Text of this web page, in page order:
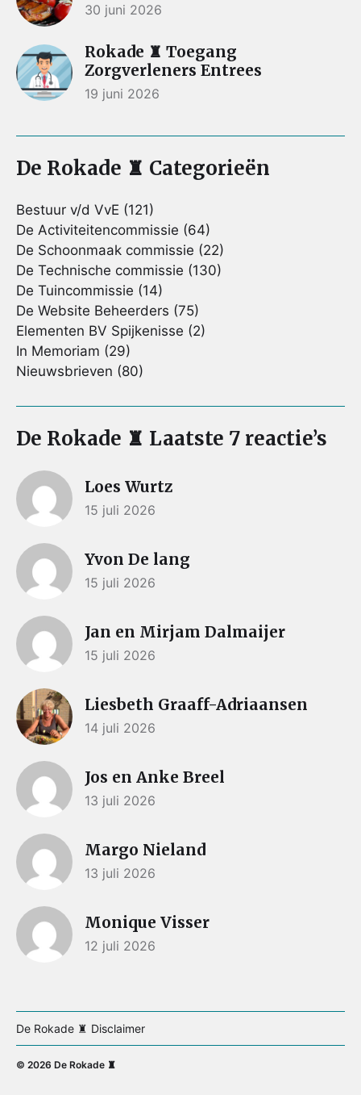
30 juni 2026
Rokade ♜ Toegang
Zorgverleners Entrees
19 juni 2026
De Rokade ♜ Categorieën
Bestuur v/d VvE (121)
De Activiteitencommissie (64)
De Schoonmaak commissie (22)
De Technische commissie (130)
De Tuincommissie (14)
De Website Beheerders (75)
Elementen BV Spijkenisse (2)
In Memoriam (29)
Nieuwsbrieven (80)
De Rokade ♜ Laatste 7 reactie’s
Loes Wurtz
15 juli 2026
Yvon De lang
15 juli 2026
Jan en Mirjam Dalmaijer
15 juli 2026
Liesbeth Graaff-Adriaansen
14 juli 2026
Jos en Anke Breel
13 juli 2026
Margo Nieland
13 juli 2026
Monique Visser
12 juli 2026
De Rokade ♜ Disclaimer
© 2026 De Rokade ♜